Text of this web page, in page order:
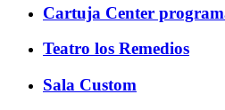
Cartuja Center
Teatro los Remedios
Sala Custom